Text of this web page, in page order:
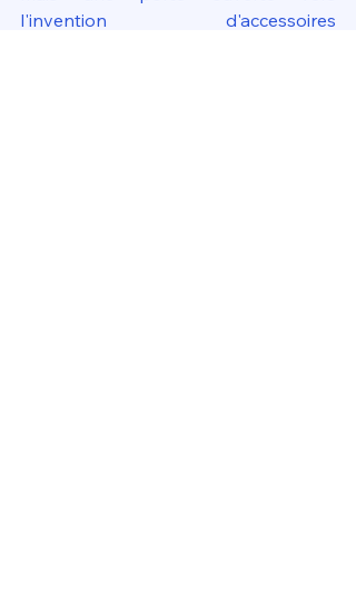
l'invention d'accessoires